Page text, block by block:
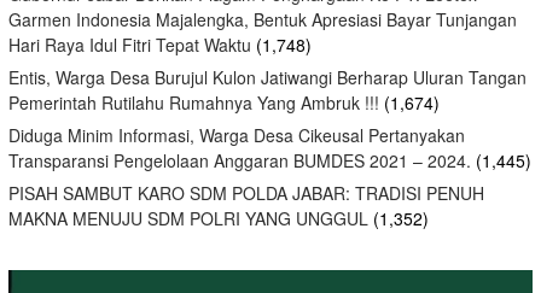
Garmen Indonesia Majalengka, Bentuk Apresiasi Bayar Tunjangan
Hari Raya Idul Fitri Tepat Waktu (1,748)
Entis, Warga Desa Burujul Kulon Jatiwangi Berharap Uluran Tangan
Pemerintah Rutilahu Rumahnya Yang Ambruk !!! (1,674)
Diduga Minim Informasi, Warga Desa Cikeusal Pertanyakan
Transparansi Pengelolaan Anggaran BUMDES 2021 – 2024. (1,445)
PISAH SAMBUT KARO SDM POLDA JABAR: TRADISI PENUH
MAKNA MENUJU SDM POLRI YANG UNGGUL (1,352)